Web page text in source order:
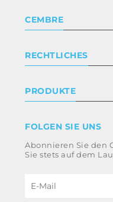
CEMBRE
Zertifizierung
Arbeite mit uns
RECHTLICHES
Whistleblowing
Ethikkodex und
Gruppe
PRODUKTE
Energie
B2B Disclaimer
FOLGEN SIE UNS
Abonnieren Sie den
Sie stets auf dem